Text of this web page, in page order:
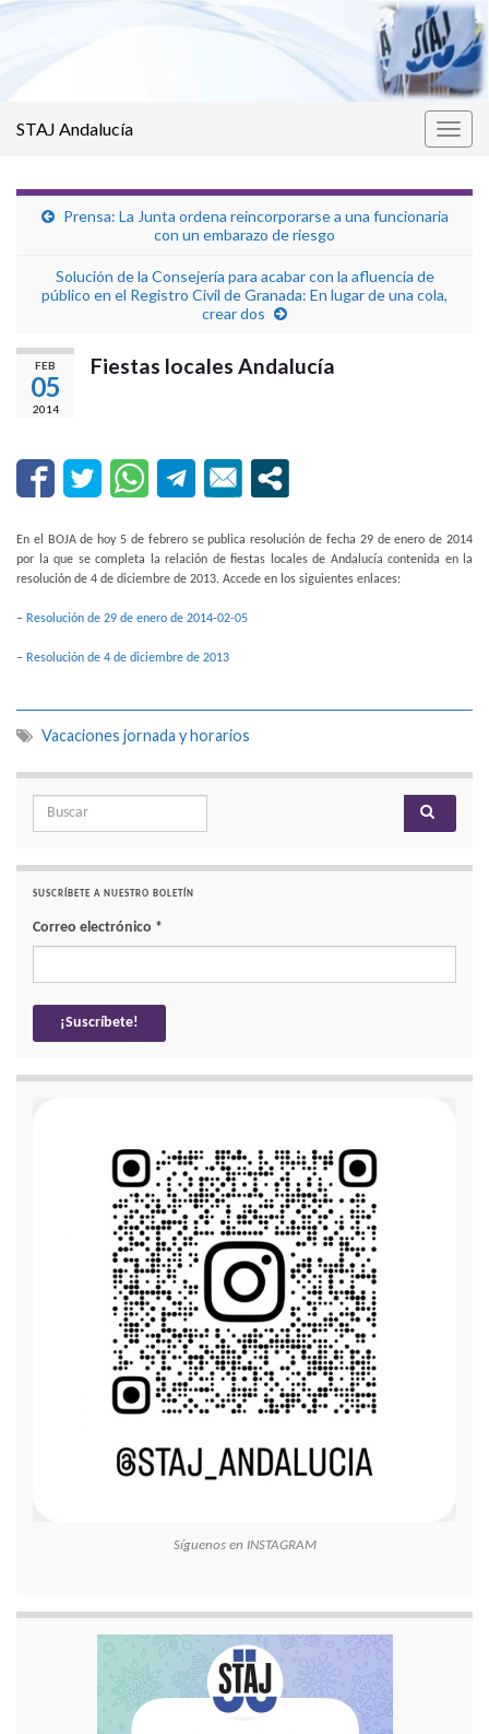
STAJ Andalucía
Prensa: La Junta ordena reincorporarse a una funcionaria
con un embarazo de riesgo
Solución de la Consejería para acabar con la afluencia de
público en el Registro Civil de Granada: En lugar de una cola,
crear dos
FEB
05
2014
Fiestas locales Andalucía
En el BOJA de hoy 5 de febrero se publica resolución de fecha 29 de enero de 2014
por la que se completa la relación de fiestas locales de Andalucía contenida en la
resolución de 4 de diciembre de 2013. Accede en los siguientes enlaces:
– Resolución de 29 de enero de 2014-02-05
– Resolución de 4 de diciembre de 2013
Vacaciones jornada y horarios
Search for:
SUSCRÍBETE A NUESTRO BOLETÍN
Correo electrónico *
Síguenos en INSTAGRAM